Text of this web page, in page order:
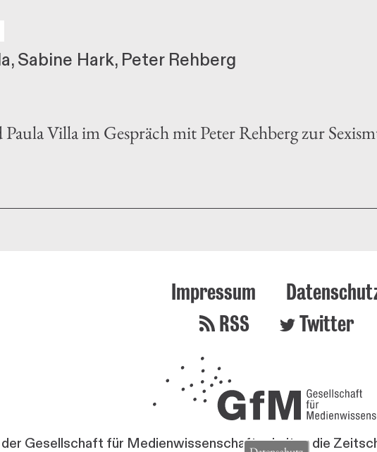
Sabine Hark Peter Rehberg
Villa im Gespräch mit Peter Rehberg zur
Impressum
RSS
Twitter
Gesellschaft für Medienwissenschaft erhalten die